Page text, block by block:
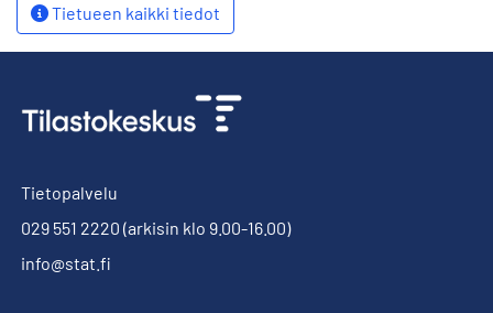
Tietueen kaikki tiedot
Tietopalvelu
029 551 2220 (arkisin klo 9.00-16.00)
info@stat.fi